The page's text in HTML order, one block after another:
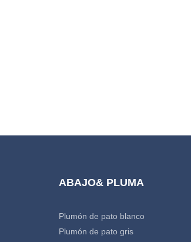
ABAJO& PLUMA
Plumón de pato blanco
Plumón de pato gris